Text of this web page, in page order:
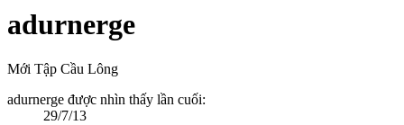
adurnerge
Mới Tập Cầu Lông
adurnerge được nhìn thấy lần cuối:
29/7/13